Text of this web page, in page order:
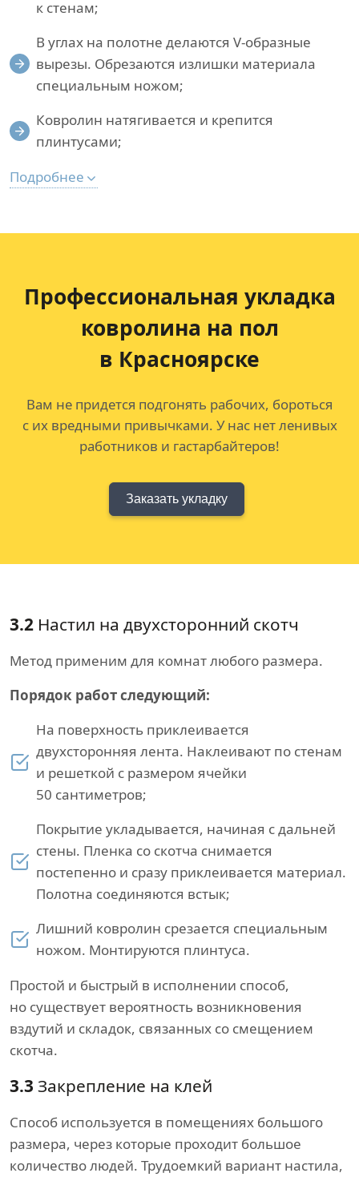
к стенам;
В углах на полотне делаются V-образные
вырезы. Обрезаются излишки материала
специальным ножом;
Ковролин натягивается и крепится
плинтусами;
Подробнее
Профессиональная укладка
ковролина на пол
в Красноярске
Вам не придется подгонять рабочих, бороться
с их вредными привычками. У нас нет ленивых
работников и гастарбайтеров!
Заказать укладку
3.2 Настил на двухсторонний скотч
Метод применим для комнат любого размера.
Порядок работ следующий:
На поверхность приклеивается
двухсторонняя лента. Наклеивают по стенам
и решеткой с размером ячейки
50 сантиметров;
Покрытие укладывается, начиная с дальней
стены. Пленка со скотча снимается
постепенно и сразу приклеивается материал.
Полотна соединяются встык;
Лишний ковролин срезается специальным
ножом. Монтируются плинтуса.
Простой и быстрый в исполнении способ,
но существует вероятность возникновения
вздутий и складок, связанных со смещением
скотча.
3.3 Закрепление на клей
Способ используется в помещениях большого
размера, через которые проходит большое
количество людей. Трудоемкий вариант настила,